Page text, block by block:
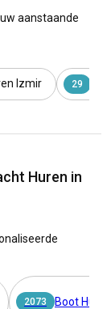
aanstaande
Izmir 29
Huren in
2073 Boot